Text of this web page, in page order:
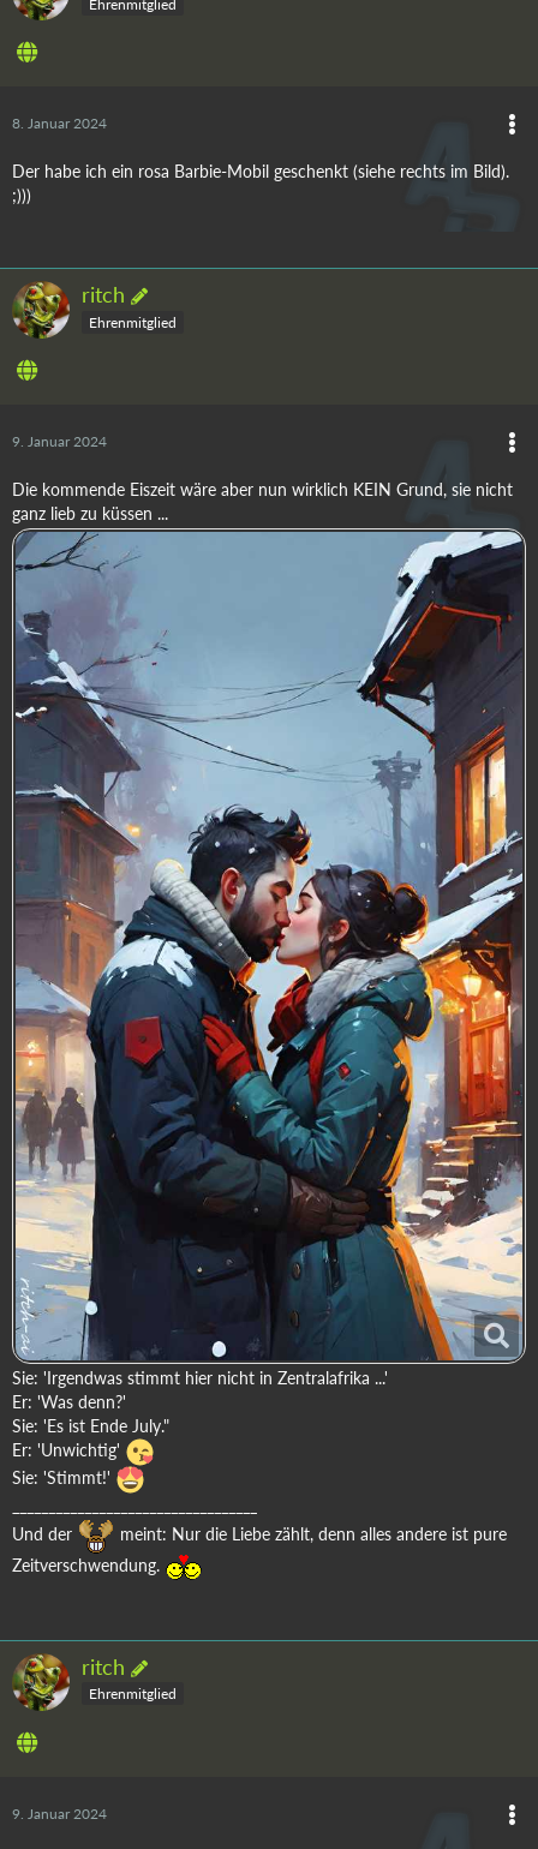
Ehrenmitglied
8. Januar 2024
Der habe ich ein rosa Barbie-Mobil geschenkt (siehe rechts im Bild).
;)))
ritch
Ehrenmitglied
9. Januar 2024
Die kommende Eiszeit wäre aber nun wirklich KEIN Grund, sie nicht
ganz lieb zu küssen ...
Sie: 'Irgendwas stimmt hier nicht in Zentralafrika ...'
Er: 'Was denn?'
Sie: 'Es ist Ende July."
Er: 'Unwichtig'
Sie: 'Stimmt!'
Und der
meint: Nur die Liebe zählt, denn alles andere ist pure
Zeitverschwendung.
ritch
Ehrenmitglied
9. Januar 2024